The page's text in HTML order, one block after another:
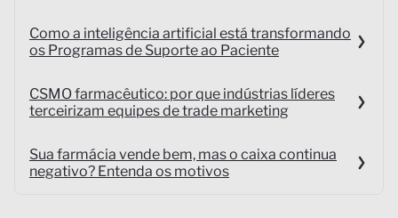
Como a inteligência artificial está transformando
os Programas de Suporte ao Paciente
CSMO farmacêutico: por que indústrias líderes
terceirizam equipes de trade marketing
Sua farmácia vende bem, mas o caixa continua
negativo? Entenda os motivos